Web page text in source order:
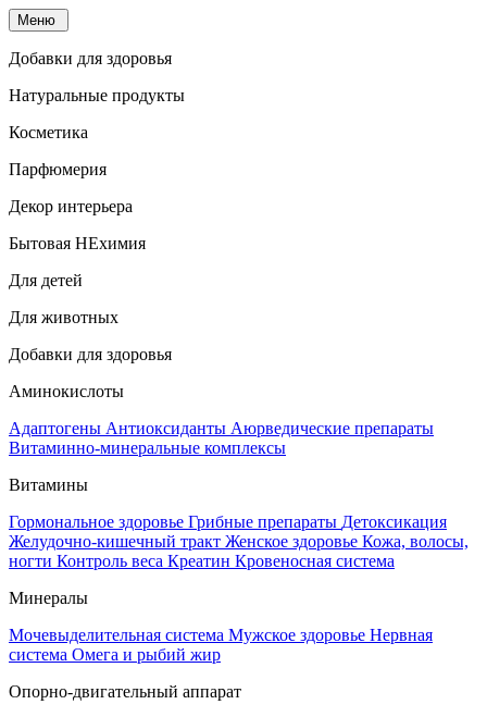
Меню
Добавки для здоровья
Натуральные продукты
Косметика
Парфюмерия
Декор интерьера
Бытовая НЕхимия
Для детей
Для животных
Добавки для здоровья
Аминокислоты
Адаптогены Антиоксиданты Аюрведические препараты
Витаминно-минеральные комплексы
Витамины
Гормональное здоровье Грибные препараты Детоксикация
Желудочно-кишечный тракт Женское здоровье Кожа, волосы,
ногти Контроль веса Креатин Кровеносная система
Минералы
Мочевыделительная система Мужское здоровье Нервная
система Омега и рыбий жир
Опорно-двигательный аппарат